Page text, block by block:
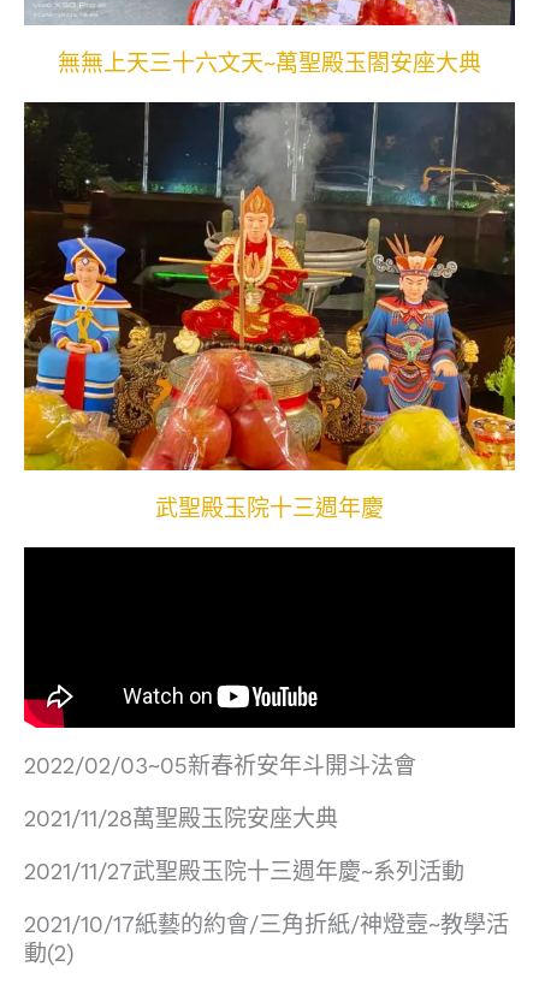
無無上天三十六文天~萬聖殿玉閤安座大典
武聖殿玉院十三週年慶
2022/02/03~05新春祈安年斗開斗法會
2021/11/28萬聖殿玉院安座大典
2021/11/27武聖殿玉院十三週年慶~系列活動
2021/10/17紙藝的約會/三角折紙/神燈壼~教學活
動(2)